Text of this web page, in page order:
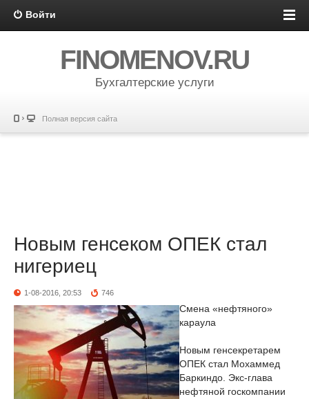
Войти
FINOMENOV.RU
Бухгалтерские услуги
Полная версия сайта
Новым генсеком ОПЕК стал
нигериец
1-08-2016, 20:53 746
Смена «нефтяного»
караула
Новым генсекретарем
ОПЕК стал Мохаммед
Баркиндо. Экс-глава
нефтяной госкомпании